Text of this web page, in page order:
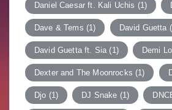
Daniel Caesar ft. Kali Uchis (1)
Dave & Tems (1) David Guetta
David Guetta ft. Sia (1) Demi
Dexter and The Moonrocks (1)
Djo (1) DJ Snake (1)